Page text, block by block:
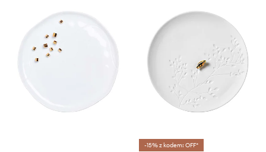
-15% z kodem: OFF*